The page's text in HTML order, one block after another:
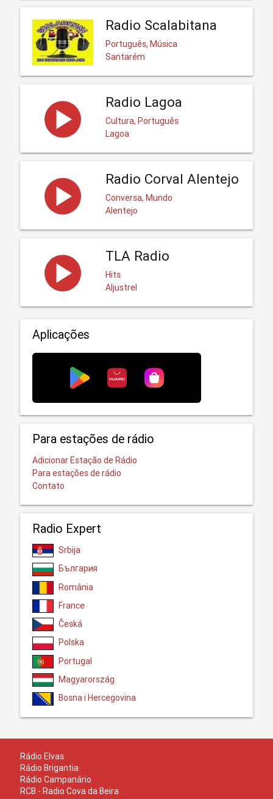
Radio Scalabitana
Português, Música
Santarém
Radio Lagoa
Cultura, Português
Lagoa
Radio Corval Alentejo
Conversa, Mundo
Alentejo
TLA Radio
Hits
Aljustrel
Aplicações
Para estações de rádio
Adicionar Estação de Rádio
Para estações de rádio
Contato
Radio Expert
Srbija
България
România
France
Česká
Polska
Portugal
Magyarország
Bosna i Hercegovina
Rádio Elvas
Rádio Brigantia
Rádio Campanário
RCB - Radio Cova da Beira